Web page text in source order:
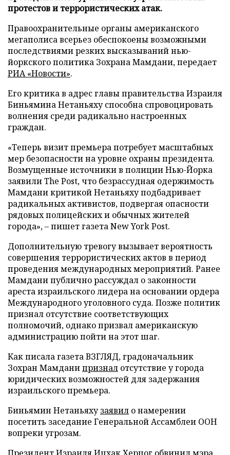
протестов и террористических атак.
Правоохранительные органы американского
мегаполиса всерьез обеспокоены возможными
последствиями резких высказываний нью-
йоркского политика Зохрана Мамдани, передает
РИА «Новости».
Его критика в адрес главы правительства Израиля
Биньямина Нетаньяху способна спровоцировать
волнения среди радикально настроенных
граждан.
«Теперь визит премьера потребует масштабных
мер безопасности на уровне охраны президента.
Возмущенные источники в полиции Нью-Йорка
заявили The Post, что безрассудная одержимость
Мамдани критикой Нетаньяху подбадривает
радикальных активистов, подвергая опасности
рядовых полицейских и обычных жителей
города», – пишет газета New York Post.
Дополнительную тревогу вызывает вероятность
совершения террористических актов в период
проведения международных мероприятий. Ранее
Мамдани публично рассуждал о законности
ареста израильского лидера на основании ордера
Международного уголовного суда. Позже политик
признал отсутствие соответствующих
полномочий, однако призвал американскую
администрацию пойти на этот шаг.
Как писала газета ВЗГЛЯД, градоначальник
Зохран Мамданипризнал отсутствие у города
юридических возможностей для задержания
израильского премьера.
Биньямин Нетаньяхузаявил о намерении
посетить заседание Генеральной Ассамблеи ООН
вопреки угрозам.